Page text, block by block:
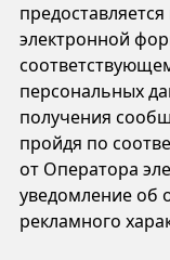
электронной
персональных
получения
пройдя по
от Оператора
уведомление об
рекламного